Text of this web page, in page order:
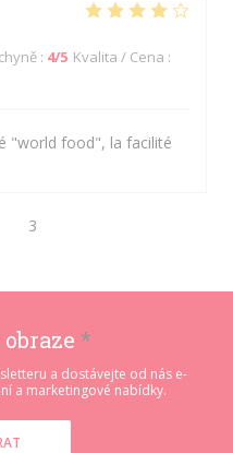
: 4/5 Kvalita / Cena :
"world food", la facilité
3
*
a dostávejte od nás e-
a marketingové nabídky.